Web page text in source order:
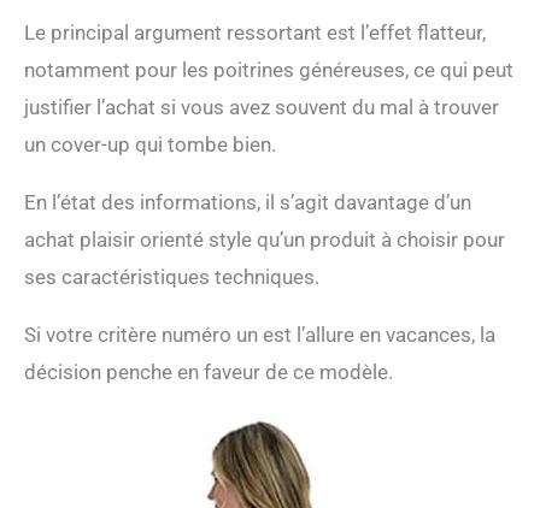
Le principal argument ressortant est l’effet flatteur,
notamment pour les poitrines généreuses, ce qui peut
justifier l’achat si vous avez souvent du mal à trouver
un cover-up qui tombe bien.
En l’état des informations, il s’agit davantage d’un
achat plaisir orienté style qu’un produit à choisir pour
ses caractéristiques techniques.
Si votre critère numéro un est l’allure en vacances, la
décision penche en faveur de ce modèle.